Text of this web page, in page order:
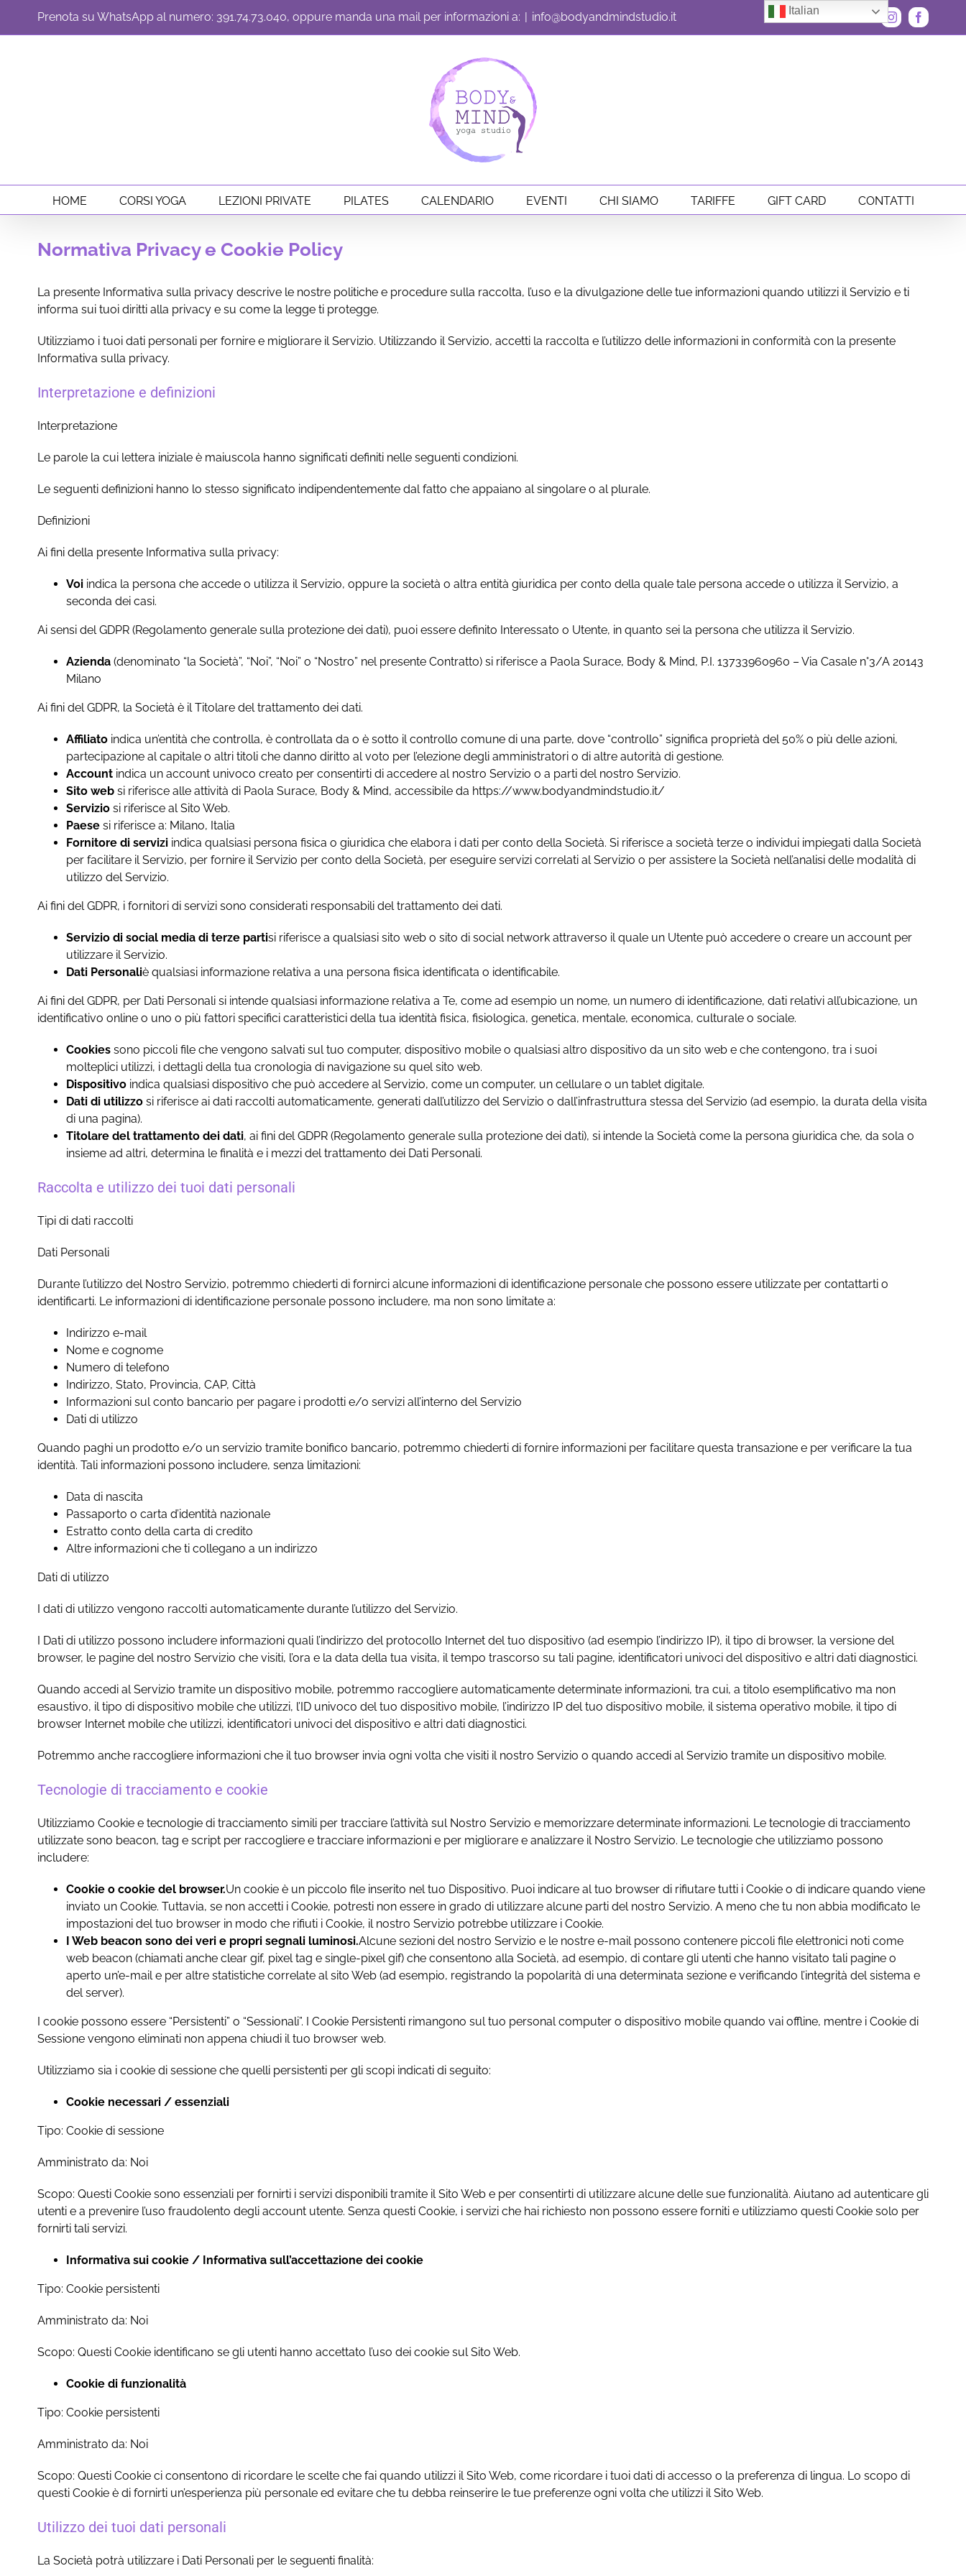
Prenota su WhatsApp al numero: 391.74.73.040, oppure manda una mail per informazioni a: | info@bodyandmindstudio.it Instagram
HOME CORSI YOGA LEZIONI PRIVATE PILATES CALENDARIO EVENTI CHI SIAMO TARIFFE GIFT CARD CONTATTI
Normativa Privacy e Cookie Policy
La presente Informativa sulla privacy descrive le nostre politiche e procedure sulla raccolta, l’uso e la divulgazione delle tue informazioni quando utilizzi il Servizio e ti
informa sui tuoi diritti alla privacy e su come la legge ti protegge.
Utilizziamo i tuoi dati personali per fornire e migliorare il Servizio. Utilizzando il Servizio, accetti la raccolta e l’utilizzo delle informazioni in conformità con la presente
Informativa sulla privacy.
Interpretazione e definizioni
Interpretazione
Le parole la cui lettera iniziale è maiuscola hanno significati definiti nelle seguenti condizioni.
Le seguenti definizioni hanno lo stesso significato indipendentemente dal fatto che appaiano al singolare o al plurale.
Definizioni
Ai fini della presente Informativa sulla privacy:
Voi indica la persona che accede o utilizza il Servizio, oppure la società o altra entità giuridica per conto della quale tale persona accede o utilizza il Servizio, a
seconda dei casi.
Ai sensi del GDPR (Regolamento generale sulla protezione dei dati), puoi essere definito Interessato o Utente, in quanto sei la persona che utilizza il Servizio.
Azienda (denominato “la Società”, “Noi”, “Noi” o “Nostro” nel presente Contratto) si riferisce a Paola Surace, Body & Mind, P.I. 13733960960 – Via Casale n°3/A 20143
Milano
Ai fini del GDPR, la Società è il Titolare del trattamento dei dati.
Affiliato indica un’entità che controlla, è controllata da o è sotto il controllo comune di una parte, dove “controllo” significa proprietà del 50% o più delle azioni,
partecipazione al capitale o altri titoli che danno diritto al voto per l’elezione degli amministratori o di altre autorità di gestione.
Account indica un account univoco creato per consentirti di accedere al nostro Servizio o a parti del nostro Servizio.
Sito web si riferisce alle attività di Paola Surace, Body & Mind, accessibile da https://www.bodyandmindstudio.it/
Servizio si riferisce al Sito Web.
Paese si riferisce a: Milano, Italia
Fornitore di servizi indica qualsiasi persona fisica o giuridica che elabora i dati per conto della Società. Si riferisce a società terze o individui impiegati dalla Società
per facilitare il Servizio, per fornire il Servizio per conto della Società, per eseguire servizi correlati al Servizio o per assistere la Società nell’analisi delle modalità di
utilizzo del Servizio.
Ai fini del GDPR, i fornitori di servizi sono considerati responsabili del trattamento dei dati.
Servizio di social media di terze partisi riferisce a qualsiasi sito web o sito di social network attraverso il quale un Utente può accedere o creare un account per
utilizzare il Servizio.
Dati Personaliè qualsiasi informazione relativa a una persona fisica identificata o identificabile.
Ai fini del GDPR, per Dati Personali si intende qualsiasi informazione relativa a Te, come ad esempio un nome, un numero di identificazione, dati relativi all’ubicazione, un
identificativo online o uno o più fattori specifici caratteristici della tua identità fisica, fisiologica, genetica, mentale, economica, culturale o sociale.
Cookies sono piccoli file che vengono salvati sul tuo computer, dispositivo mobile o qualsiasi altro dispositivo da un sito web e che contengono, tra i suoi
molteplici utilizzi, i dettagli della tua cronologia di navigazione su quel sito web.
Dispositivo indica qualsiasi dispositivo che può accedere al Servizio, come un computer, un cellulare o un tablet digitale.
Dati di utilizzo si riferisce ai dati raccolti automaticamente, generati dall’utilizzo del Servizio o dall’infrastruttura stessa del Servizio (ad esempio, la durata della visita
di una pagina).
Titolare del trattamento dei dati, ai fini del GDPR (Regolamento generale sulla protezione dei dati), si intende la Società come la persona giuridica che, da sola o
insieme ad altri, determina le finalità e i mezzi del trattamento dei Dati Personali.
Raccolta e utilizzo dei tuoi dati personali
Tipi di dati raccolti
Dati Personali
Durante l’utilizzo del Nostro Servizio, potremmo chiederti di fornirci alcune informazioni di identificazione personale che possono essere utilizzate per contattarti o
identificarti. Le informazioni di identificazione personale possono includere, ma non sono limitate a:
Indirizzo e-mail
Nome e cognome
Numero di telefono
Indirizzo, Stato, Provincia, CAP, Città
Informazioni sul conto bancario per pagare i prodotti e/o servizi all’interno del Servizio
Dati di utilizzo
Quando paghi un prodotto e/o un servizio tramite bonifico bancario, potremmo chiederti di fornire informazioni per facilitare questa transazione e per verificare la tua
identità. Tali informazioni possono includere, senza limitazioni:
Data di nascita
Passaporto o carta d’identità nazionale
Estratto conto della carta di credito
Altre informazioni che ti collegano a un indirizzo
Dati di utilizzo
I dati di utilizzo vengono raccolti automaticamente durante l’utilizzo del Servizio.
I Dati di utilizzo possono includere informazioni quali l’indirizzo del protocollo Internet del tuo dispositivo (ad esempio l’indirizzo IP), il tipo di browser, la versione del
browser, le pagine del nostro Servizio che visiti, l’ora e la data della tua visita, il tempo trascorso su tali pagine, identificatori univoci del dispositivo e altri dati diagnostici.
Quando accedi al Servizio tramite un dispositivo mobile, potremmo raccogliere automaticamente determinate informazioni, tra cui, a titolo esemplificativo ma non
esaustivo, il tipo di dispositivo mobile che utilizzi, l’ID univoco del tuo dispositivo mobile, l’indirizzo IP del tuo dispositivo mobile, il sistema operativo mobile, il tipo di
browser Internet mobile che utilizzi, identificatori univoci del dispositivo e altri dati diagnostici.
Potremmo anche raccogliere informazioni che il tuo browser invia ogni volta che visiti il ​​nostro Servizio o quando accedi al Servizio tramite un dispositivo mobile.
Tecnologie di tracciamento e cookie
Utilizziamo Cookie e tecnologie di tracciamento simili per tracciare l’attività sul Nostro Servizio e memorizzare determinate informazioni. Le tecnologie di tracciamento
utilizzate sono beacon, tag e script per raccogliere e tracciare informazioni e per migliorare e analizzare il Nostro Servizio. Le tecnologie che utilizziamo possono
includere:
Cookie o cookie del browser.Un cookie è un piccolo file inserito nel tuo Dispositivo. Puoi indicare al tuo browser di rifiutare tutti i Cookie o di indicare quando viene
inviato un Cookie. Tuttavia, se non accetti i Cookie, potresti non essere in grado di utilizzare alcune parti del nostro Servizio. A meno che tu non abbia modificato le
impostazioni del tuo browser in modo che rifiuti i Cookie, il nostro Servizio potrebbe utilizzare i Cookie.
I Web beacon sono dei veri e propri segnali luminosi.Alcune sezioni del nostro Servizio e le nostre e-mail possono contenere piccoli file elettronici noti come
web beacon (chiamati anche clear gif, pixel tag e single-pixel gif) che consentono alla Società, ad esempio, di contare gli utenti che hanno visitato tali pagine o
aperto un’e-mail e per altre statistiche correlate al sito Web (ad esempio, registrando la popolarità di una determinata sezione e verificando l’integrità del sistema e
del server).
I cookie possono essere “Persistenti” o “Sessionali”. I Cookie Persistenti rimangono sul tuo personal computer o dispositivo mobile quando vai offline, mentre i Cookie di
Sessione vengono eliminati non appena chiudi il tuo browser web.
Utilizziamo sia i cookie di sessione che quelli persistenti per gli scopi indicati di seguito:
Cookie necessari / essenziali
Tipo: Cookie di sessione
Amministrato da: Noi
Scopo: Questi Cookie sono essenziali per fornirti i servizi disponibili tramite il Sito Web e per consentirti di utilizzare alcune delle sue funzionalità. Aiutano ad autenticare gli
utenti e a prevenire l’uso fraudolento degli account utente. Senza questi Cookie, i servizi che hai richiesto non possono essere forniti e utilizziamo questi Cookie solo per
fornirti tali servizi.
Informativa sui cookie / Informativa sull’accettazione dei cookie
Tipo: Cookie persistenti
Amministrato da: Noi
Scopo: Questi Cookie identificano se gli utenti hanno accettato l’uso dei cookie sul Sito Web.
Cookie di funzionalità
Tipo: Cookie persistenti
Amministrato da: Noi
Scopo: Questi Cookie ci consentono di ricordare le scelte che fai quando utilizzi il Sito Web, come ricordare i tuoi dati di accesso o la preferenza di lingua. Lo scopo di
questi Cookie è di fornirti un’esperienza più personale ed evitare che tu debba reinserire le tue preferenze ogni volta che utilizzi il Sito Web.
Utilizzo dei tuoi dati personali
La Società potrà utilizzare i Dati Personali per le seguenti finalità:
Italian